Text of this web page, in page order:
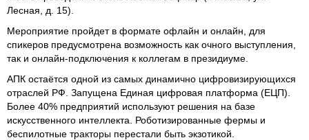
Лесная, д. 15).
Мероприятие пройдет в формате офлайн и онлайн, для
спикеров предусмотрена возможность как очного выступления,
так и онлайн-подключения к коллегам в президиуме.
АПК остаётся одной из самых динамично цифровизирующихся
отраслей РФ. Запущена Единая цифровая платформа (ЕЦП).
Более 40% предприятий используют решения на базе
искусственного интеллекта. Роботизированные фермы и
беспилотные тракторы перестали быть экзотикой.